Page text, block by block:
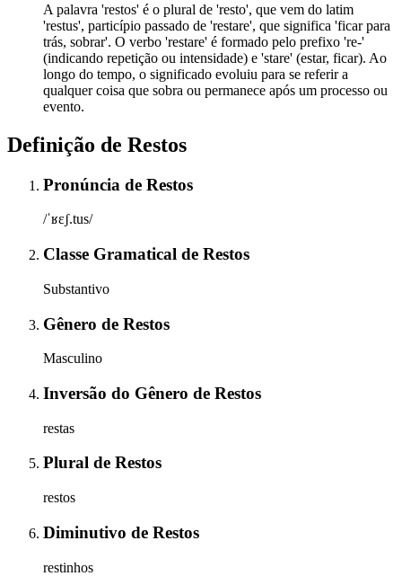
A palavra 'restos' é o plural de 'resto', que vem do latim
'restus', particípio passado de 'restare', que significa 'ficar para
trás, sobrar'. O verbo 'restare' é formado pelo prefixo 're-'
(indicando repetição ou intensidade) e 'stare' (estar, ficar). Ao
longo do tempo, o significado evoluiu para se referir a
qualquer coisa que sobra ou permanece após um processo ou
evento.
Definição de Restos
Pronúncia de Restos
/ˈʁɛʃ.tus/
Classe Gramatical de Restos
Substantivo
Gênero de Restos
Masculino
Inversão do Gênero de Restos
restas
Plural de Restos
restos
Diminutivo de Restos
restinhos